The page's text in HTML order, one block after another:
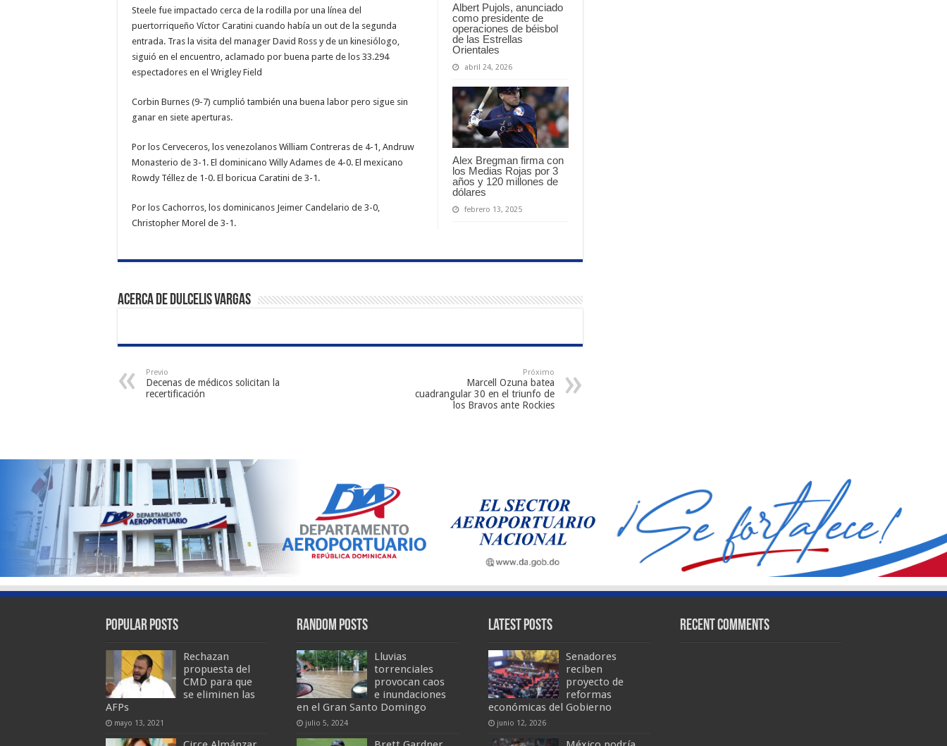
Albert Pujols, anunciado
como presidente de
operaciones de béisbol
de las Estrellas
Orientales
abril 24, 2026
Alex Bregman firma con
los Medias Rojas por 3
años y 120 millones de
dólares
febrero 13, 2025
Steele fue impactado cerca de la rodilla por una línea del
puertorriqueño Víctor Caratini cuando había un out de la segunda
entrada. Tras la visita del manager David Ross y de un kinesiólogo,
siguió en el encuentro, aclamado por buena parte de los 33.294
espectadores en el Wrigley Field
Corbin Burnes (9-7) cumplió también una buena labor pero sigue sin
ganar en siete aperturas.
Por los Cerveceros, los venezolanos William Contreras de 4-1, Andruw
Monasterio de 3-1. El dominicano Willy Adames de 4-0. El mexicano
Rowdy Téllez de 1-0. El boricua Caratini de 3-1.
Por los Cachorros, los dominicanos Jeimer Candelario de 3-0,
Christopher Morel de 3-1.
Acerca de Dulcelis Vargas
Previo
Decenas de médicos solicitan la
recertificación
Próximo
Marcell Ozuna batea
cuadrangular 30 en el triunfo de
los Bravos ante Rockies
Popular Posts
Rechazan
propuesta del
CMD para que
se eliminen las
AFPs
mayo 13, 2021
Random Posts
Lluvias
torrenciales
provocan caos
e inundaciones
en el Gran Santo Domingo
julio 5, 2024
Latest Posts
Senadores
reciben
proyecto de
reformas
económicas del Gobierno
junio 12, 2026
Recent Comments